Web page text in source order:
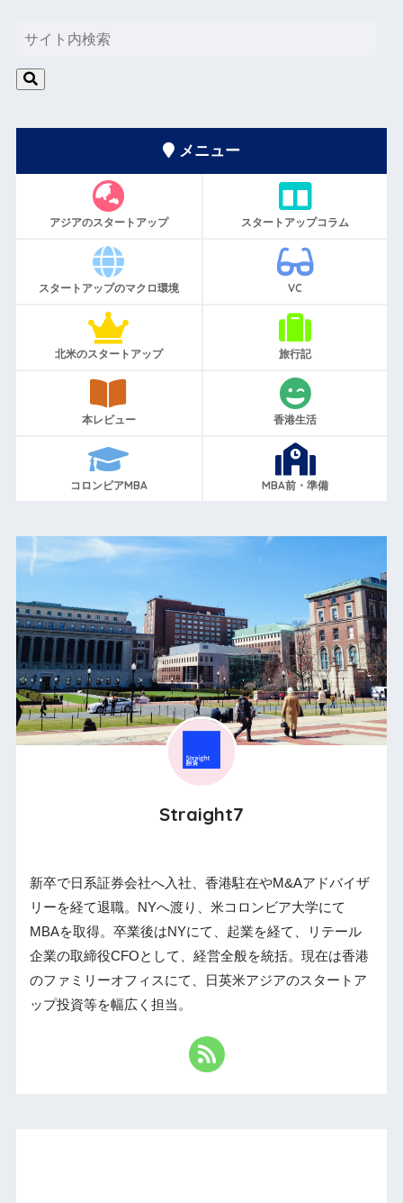
メニュー
アジアのスタートアップ スタートアップコラム
スタートアップのマクロ環境 VC
北米のスタートアップ 旅行記
本レビュー 香港生活
コロンビアMBA MBA前・準備
Straight7
新卒で日系証券会社へ入社、香港駐在やM&Aアドバイザ
リーを経て退職。NYへ渡り、米コロンビア大学にて
MBAを取得。卒業後はNYにて、起業を経て、リテール
企業の取締役CFOとして、経営全般を統括。現在は香港
のファミリーオフィスにて、日英米アジアのスタートア
ップ投資等を幅広く担当。